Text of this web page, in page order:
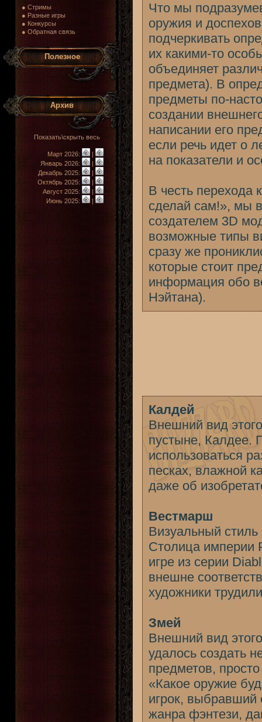
● Стримы
● Разные игры
● Конкурсы
● Обратная связь
Полезное
Архив
Показать\скрыть весь
Март 2026:
|
Январь 2026:
|
Декабрь 2025:
|
Октябрь 2025:
|
Август 2025:
|
Июнь 2025:
|
Что мы
оружия и
подчеркивать
их какими-то
объединяет
предмета). В
предметы по-
создании
написании его
если речь идет о
на показатели и
В честь перехода
сделай сам!», мы
создателем 3D
возможные типы
сразу же
которые стоит
информация обо
Нэйтана).
Калдей
Внешний вид
пустыне, Калдее.
использоваться
песках, влажной
даже об
Вестмарш
Визуальный
Столица империи
игре из серии
внешне
художники
Змей
Внешний вид
удалось создать
предметов,
«Какое оружие
игрок, выбравший
жанра фэнтези,